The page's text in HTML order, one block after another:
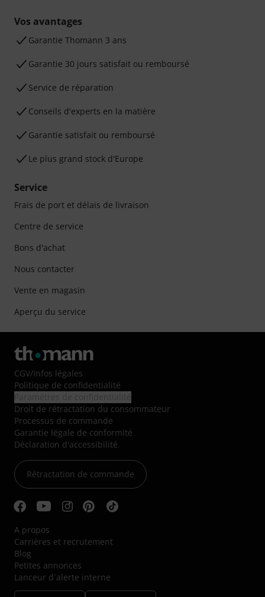
Vos avantages
Ga­ran­tie Thomann 3 ans
Garantie 30 jours satisfait ou remboursé
Service de réparation
Conseils d'experts en la matière
Garantie satisfait ou remboursé
Le plus grand stock d'Europe
Service
Frais de port et délais de livraison
Centre de service
Bons d'achat
Nous contacter
Vente en magasin
Aperçu du service
CGV/Infos légales
Politique de confidentialité
Droit de rétractation du consommateur
Processus de commande
Garantie légale de conformité
Déclaration d'accessibilité
Rétractation de commande
A propos
Carrières et recrutement
Blog
Petites annonces
Lanceur d´alerte interne